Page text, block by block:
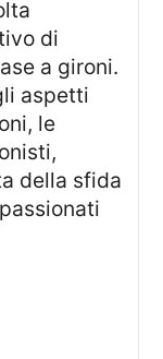
di
a gironi.
aspetti
le
della sfida